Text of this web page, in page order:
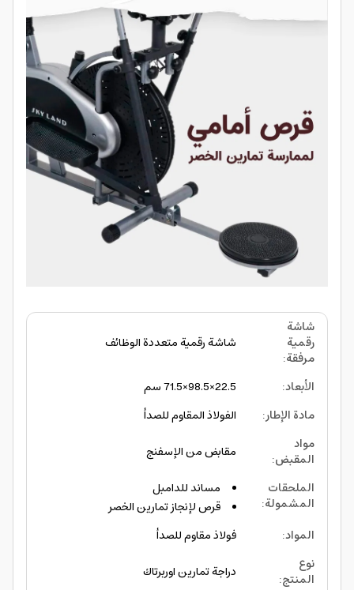
شاشة
رقمية
مرفقة:
شاشة رقمية متعددة الوظائف
الأبعاد:
22.5×98.5×71.5 سم
مادة الإطار:
الفولاذ المقاوم للصدأ
مواد
المقبض:
مقابض من الإسفنج
الملحقات
المشمولة:
مساند للدامبل
قرص لإنجاز تمارين الخصر
المواد:
فولاذ مقاوم للصدأ
نوع
المنتج:
دراجة تمارين اوربرتاك